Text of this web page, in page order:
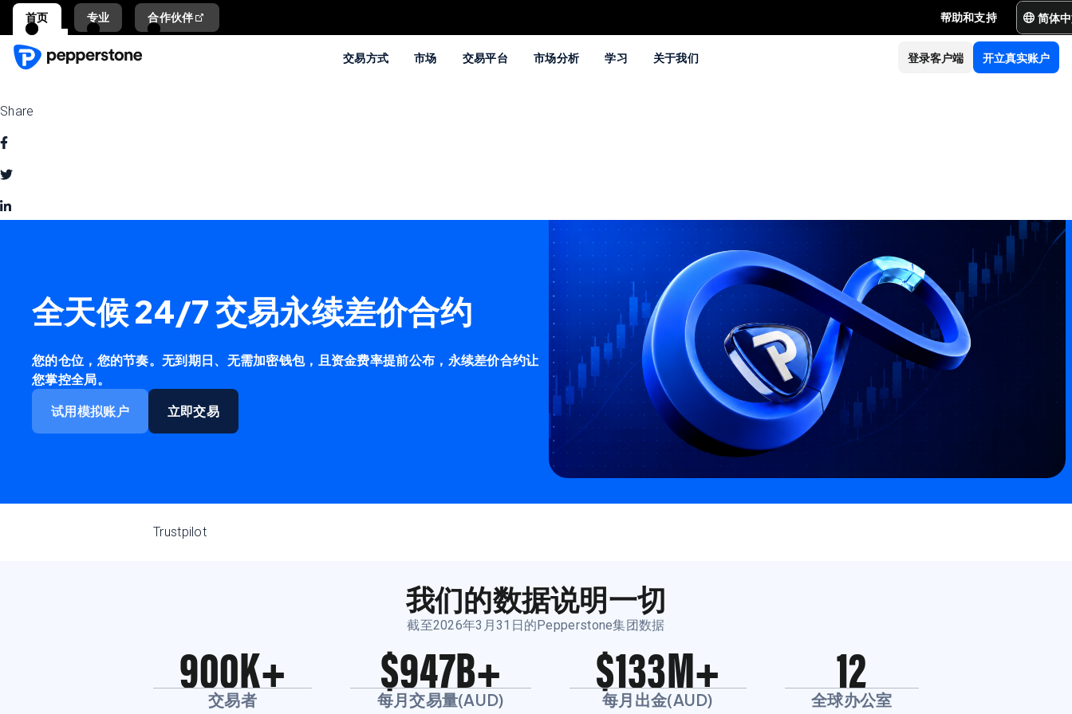
首页 专业 合作伙伴 帮助和支持 简体
交易方式 市场 交易平台 市场分析 学习 关于我们 开立真实账户
登录客户端
Share
全天候 24/7 交易永续差价合约
您的仓位，您的节奏。无到期日、无需加密钱包，且资金费率提前公布，永续差价合约让
您掌控全局。
试用模拟账户
立即交易
Trustpilot
我们的数据说明一切
截至2026年3月31日的Pepperstone集团数据
900K+
交易者 $947B+
每月交易量(AUD) $133M+
每月出金(AUD) 12
全球办公室